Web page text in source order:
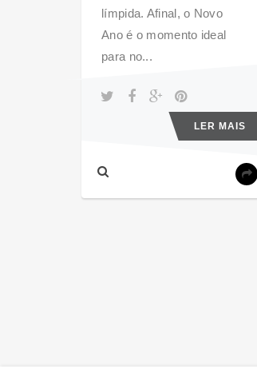
límpida. Afinal, o Novo
Ano é o momento ideal
para no...
LER MAIS